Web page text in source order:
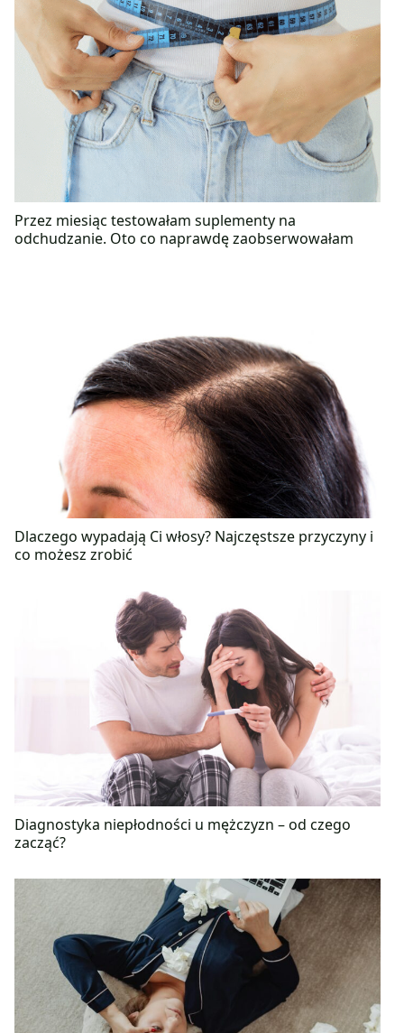
Przez miesiąc testowałam suplementy na
odchudzanie. Oto co naprawdę zaobserwowałam
Dlaczego wypadają Ci włosy? Najczęstsze przyczyny i
co możesz zrobić
Diagnostyka niepłodności u mężczyzn – od czego
zacząć?